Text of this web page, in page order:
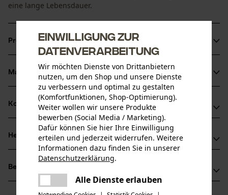
eine lange Lebensdauer.
Produktinformationen
Produktdetails
Aktivitätstyp
Befestigen, Passform optimieren
Altersgruppe
Erwachsener
Material & Pflege
Material
Hauptmaterial
Synthetik
Kompatibilität
Kompatibel Mit
HAIX Vario Wide Fit System
Herstellerinformationen
Haix®-Schuhe Produktions- und Vetriebs GmbH
Auhofstraße 10
84048 Mainburg, Deutschland
Bewertungen
Einwilligung zur
Datenverarbeitung
Wir möchten Dienste von Drittanbietern
nutzen, um den Shop und unsere Dienste
zu verbessern und optimal zu gestalten
(Komfortfunktionen, Shop-Optimierung).
Weiter wollen wir unsere Produkte
bewerben (Social Media / Marketing).
Dafür können Sie hier Ihre Einwilligung
erteilen und jederzeit widerrufen. Weitere
Informationen dazu finden Sie in unserer
Datenschutzerklärung.
Alle Dienste erlauben
Es ist ein Fehler aufgetreten. Bitte
versuchen Sie es erneut.